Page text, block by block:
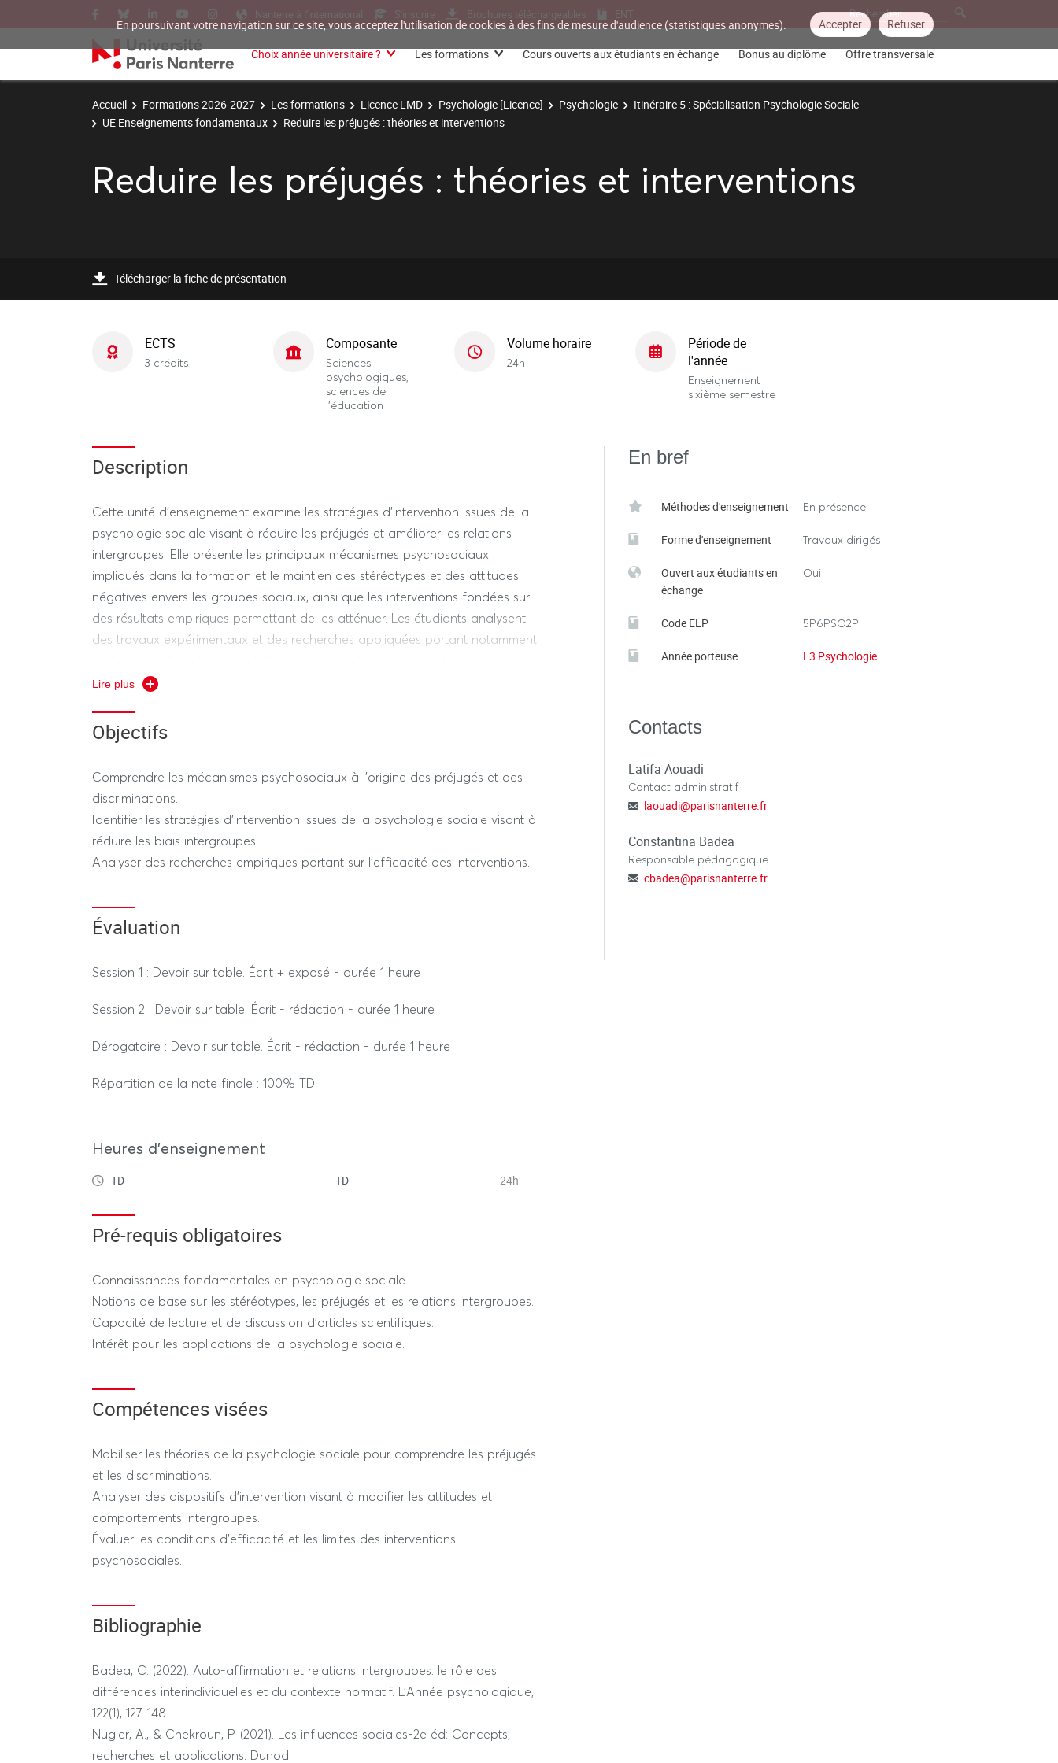
En poursuivant votre navigation sur ce site, vous acceptez l'utilisation de cookies à des fins de mesure d'audience (statistiques anonymes). Accepter Refuser
Nanterre à l'international S'inscrire Brochures téléchargeables ENT
Choix année universitaire ? Les formations Cours ouverts aux étudiants en échange Bonus au diplôme Offre transversale
Accueil Formations 2026-2027 Les formations Licence LMD Psychologie [Licence] Psychologie
Itinéraire 5 : Spécialisation Psychologie Sociale
UE Enseignements fondamentaux
Reduire les préjugés : théories et interventions
Reduire les préjugés : théories et interventions
Télécharger la fiche de présentation
ECTS
3 crédits
Composante
Sciences
psychologiques,
sciences de
l'éducation
Volume horaire
24h
Période de
l'année
Enseignement
sixième semestre
Description
Cette unité d’enseignement examine les stratégies d’intervention issues de la
psychologie sociale visant à réduire les préjugés et améliorer les relations
intergroupes. Elle présente les principaux mécanismes psychosociaux
impliqués dans la formation et le maintien des stéréotypes et des attitudes
négatives envers les groupes sociaux, ainsi que les interventions fondées sur
des résultats empiriques permettant de les atténuer. Les étudiants analysent
des travaux expérimentaux et des recherches appliquées portant notamment
affirmation, le cadrage des inégalités sociales ou les interventions sur les
l’efficacité des interventions et sur les facteurs susceptibles de provoquer des
effets indésirables, tels que les phénomènes de résistance ou de backlash.
Lire plus
Objectifs
Comprendre les mécanismes psychosociaux à l’origine des préjugés et des
discriminations.
Identifier les stratégies d’intervention issues de la psychologie sociale visant à
réduire les biais intergroupes.
Analyser des recherches empiriques portant sur l’efficacité des interventions.
Évaluation
Session 1 : Devoir sur table. Écrit + exposé - durée 1 heure
Session 2 : Devoir sur table. Écrit - rédaction - durée 1 heure
Dérogatoire : Devoir sur table. Écrit - rédaction - durée 1 heure
Répartition de la note finale : 100% TD
Heures d'enseignement
TD TD 24h
Pré-requis obligatoires
Connaissances fondamentales en psychologie sociale.
Notions de base sur les stéréotypes, les préjugés et les relations intergroupes.
Capacité de lecture et de discussion d’articles scientifiques.
Intérêt pour les applications de la psychologie sociale.
Compétences visées
Mobiliser les théories de la psychologie sociale pour comprendre les préjugés
et les discriminations.
Analyser des dispositifs d’intervention visant à modifier les attitudes et
comportements intergroupes.
Évaluer les conditions d’efficacité et les limites des interventions
psychosociales.
Bibliographie
Badea, C. (2022). Auto-affirmation et relations intergroupes: le rôle des
différences interindividuelles et du contexte normatif. L’Année psychologique,
122(1), 127-148.
Nugier, A., & Chekroun, P. (2021). Les influences sociales-2e éd: Concepts,
recherches et applications. Dunod.
En bref
Méthodes d'enseignement En présence
Forme d'enseignement Travaux dirigés
Ouvert aux étudiants en
échange
Oui
Code ELP 5P6PSO2P
Année porteuse L3 Psychologie
Contacts
Latifa Aouadi
Contact administratif
laouadi@parisnanterre.fr
Constantina Badea
Responsable pédagogique
cbadea@parisnanterre.fr